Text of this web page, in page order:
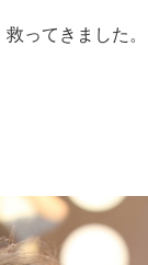
ってきました